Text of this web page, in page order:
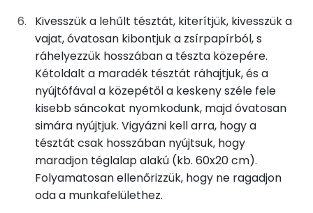
Többszörösen telítetlen zsírsav
3 g
Koleszterin
134 mg
Ásványi anyagok
Összesen
1360.7 g
Cink
2 mg
Szelén
Kivesszük a lehűlt tésztát, kiterítjük, kivesszük a
vajat, óvatosan kibontjuk a zsírpapírból, s
ráhelyezzük hosszában a tészta közepére.
Kétoldalt a maradék tésztát ráhajtjuk, és a
nyújtófával a közepétől a keskeny széle fele
kisebb sáncokat nyomkodunk, majd óvatosan
simára nyújtjuk. Vigyázni kell arra, hogy a
tésztát csak hosszában nyújtsuk, hogy
maradjon téglalap alakú (kb. 60x20 cm).
Folyamatosan ellenőrizzük, hogy ne ragadjon
oda a munkafelülethez.